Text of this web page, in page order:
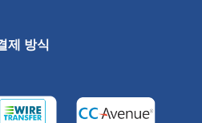
제 방식